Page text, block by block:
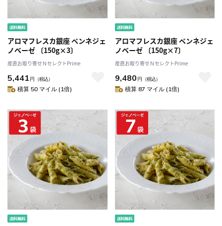
アロマフレスカ銀座 ペンネジェ
ノベーゼ 〔150g×3〕
産直お取り寄せＮセレクトPrime
5,441 円 （税込）
積算 50 マイル (1倍)
アロマフレスカ銀座 ペンネジェ
ノベーゼ 〔150g×7〕
産直お取り寄せＮセレクトPrime
9,480 円 （税込）
積算 87 マイル (1倍)